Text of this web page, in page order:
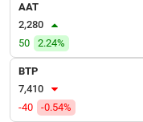
AAT
2,280
50
2.24%
BTP
7,410
-40
-0.54%
BẤT
ĐỘNG